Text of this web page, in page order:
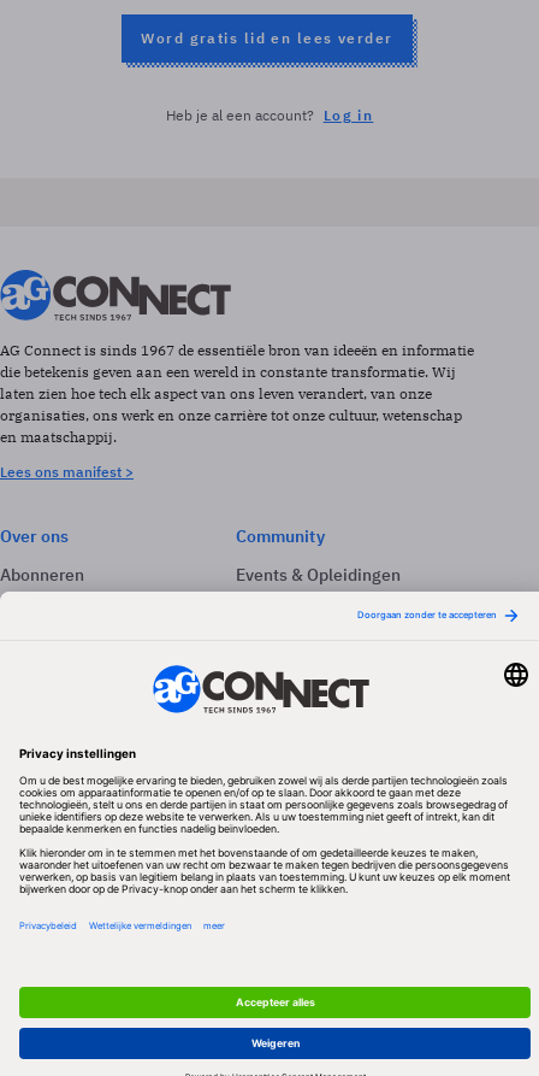
Word gratis lid en lees verder
Heb je al een account? Log in
AG Connect is sinds 1967 de essentiële bron van ideeën en informatie
die betekenis geven aan een wereld in constante transformatie. Wij
laten zien hoe tech elk aspect van ons leven verandert, van onze
organisaties, ons werk en onze carrière tot onze cultuur, wetenschap
en maatschappij.
Lees ons manifest >
Over ons
Abonneren
Adverteren
Community
Events & Opleidingen
Volg ons
Redactionele partner
Algemene Voorwaarden & Copyrights